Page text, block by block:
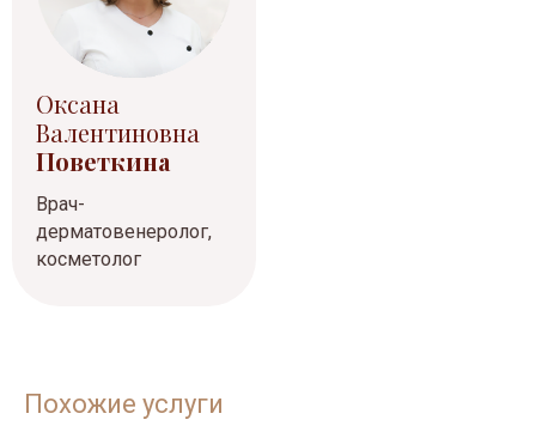
Оксана
Валентиновна
Поветкина
Врач-
дерматовенеролог,
косметолог
Похожие услуги